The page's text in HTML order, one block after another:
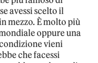
avessi scelto il
mezzo. È molto più
oppure una
vieni
che facessi